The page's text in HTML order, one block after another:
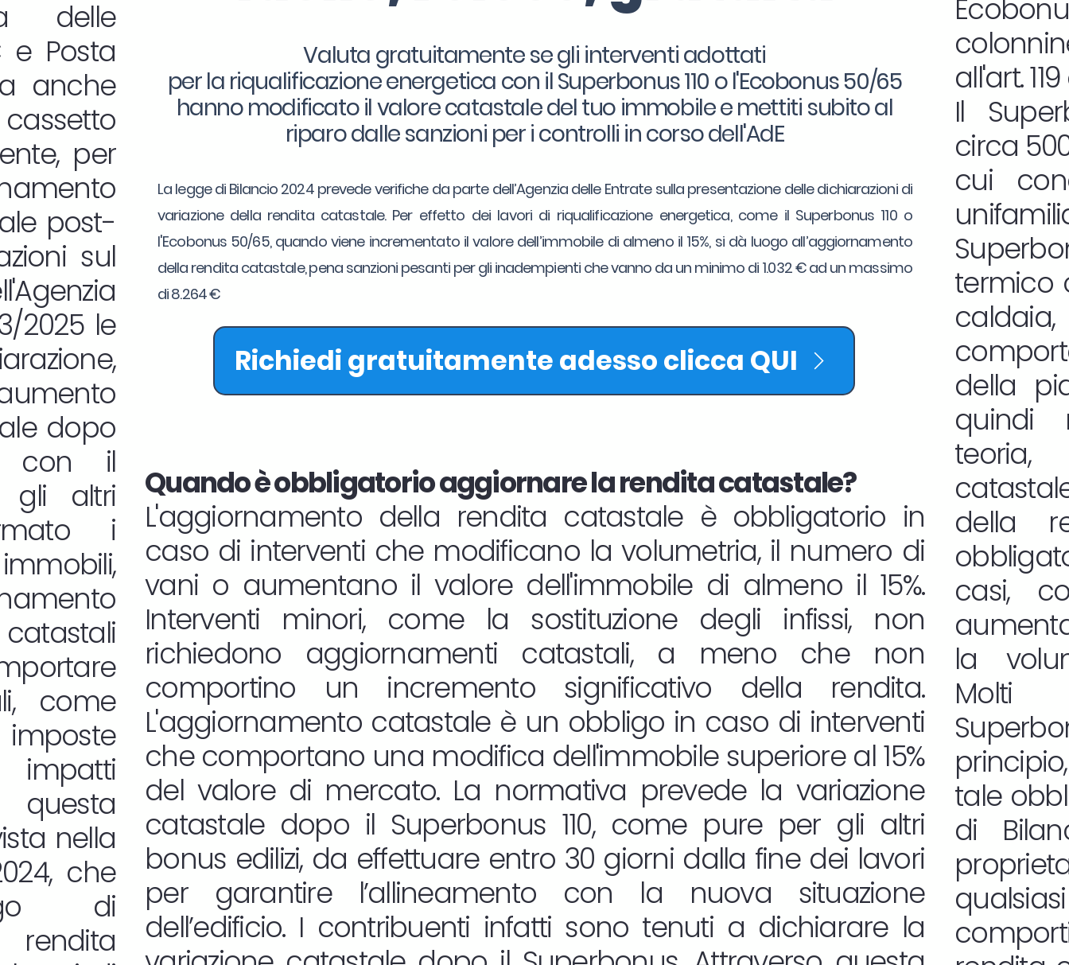
delle
e Posta
anche
per
post-
sul
2025 le
dopo
con il
gli altri
i
come
questa
nella
che
di
Valuta gratuitamente se gli interventi adottati
per la riqualificazione energetica con il Superbonus 110 o l'Ecobonus 50/65
hanno modificato il valore catastale del tuo immobile e mettiti subito al
riparo dalle sanzioni per i controlli in corso dell'AdE
La legge di Bilancio 2024 prevede verifiche da parte dell’Agenzia delle Entrate sulla presentazione delle dichiarazioni di
variazione della rendita catastale. Per effetto dei lavori di riqualificazione energetica, come il Superbonus 110 o
l'Ecobonus 50/65, quando viene incrementato il valore dell’immobile di almeno il 15%, si dà luogo all’aggiornamento
della rendita catastale, pena sanzioni pesanti per gli inadempienti che vanno da un minimo di 1.032 € ad un massimo
di 8.264 €
Richiedi gratuitamente adesso clicca QUI
Quando è obbligatorio aggiornare la rendita catastale?
L'aggiornamento della rendita catastale è obbligatorio in
caso di interventi che modificano la volumetria, il numero di
vani o aumentano il valore dell'immobile di almeno il 15%.
Interventi minori, come la sostituzione degli infissi, non
richiedono aggiornamenti catastali, a meno che non
comportino un incremento significativo della rendita.
L'aggiornamento catastale è un obbligo in caso di interventi
che comportano una modifica dell'immobile superiore al 15%
del valore di mercato. La normativa prevede la variazione
catastale dopo il Superbonus 110, come pure per gli altri
bonus edilizi, da effettuare entro 30 giorni dalla fine dei lavori
per garantire l’allineamento con la nuova situazione
dell’edificio. I contribuenti infatti sono tenuti a dichiarare la
all'art.
Il
circa
cui
termico
della
quindi
teoria,
della
casi,
la
Molti
tale
di